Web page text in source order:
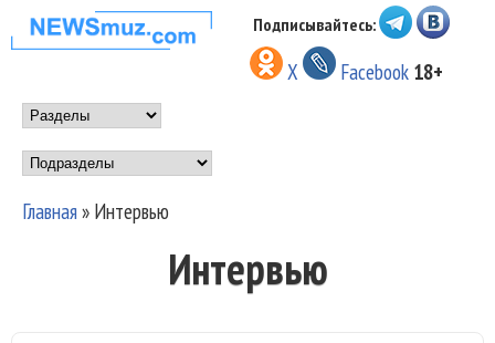
Перейти к основному
содержанию
НОВОСТИ
МУЗЫКИ И
ШОУ БИЗНЕСА
NEWSMUZ.COM
Подписывайтесь:
X Facebook 18+
Main menu
Подразделы
Главная» Интервью
Интервью